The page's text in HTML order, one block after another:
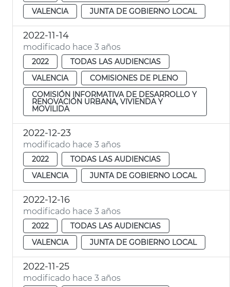
VALENCIA
JUNTA DE GOBIERNO LOCAL
2022-11-14
modificado hace 3 años
2022
TODAS LAS AUDIENCIAS
VALENCIA
COMISIONES DE PLENO
COMISIÓN INFORMATIVA DE DESARROLLO Y
RENOVACIÓN URBANA, VIVIENDA Y
MOVILIDA
2022-12-23
modificado hace 3 años
2022
TODAS LAS AUDIENCIAS
VALENCIA
JUNTA DE GOBIERNO LOCAL
2022-12-16
modificado hace 3 años
2022
TODAS LAS AUDIENCIAS
VALENCIA
JUNTA DE GOBIERNO LOCAL
2022-11-25
modificado hace 3 años